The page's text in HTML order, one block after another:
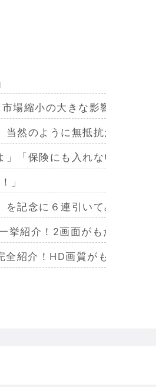
場縮小の大きな影響は想定し
当然のように無抵抗だったこ
」「保険にも入れないヤツは
」
を記念に６連引いてみた！気
紹介！2画面がもたらす極上
全紹介！HD画質がもたらし
！フルポリゴンがもたらした
で完全紹介！ビジュアルメ